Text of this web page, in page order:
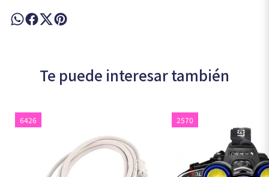
Te puede interesar también
6426 2570